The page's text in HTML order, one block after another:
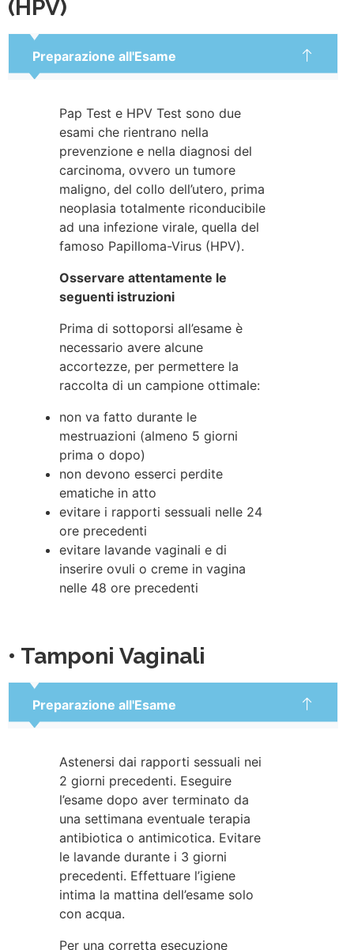
(HPV)
Preparazione all'Esame
Pap Test e HPV Test sono due
esami che rientrano nella
prevenzione e nella diagnosi del
carcinoma, ovvero un tumore
maligno, del collo dell’utero, prima
neoplasia totalmente riconducibile
ad una infezione virale, quella del
famoso Papilloma-Virus (HPV).
Osservare attentamente le
seguenti istruzioni
Prima di sottoporsi all’esame è
necessario avere alcune
accortezze, per permettere la
raccolta di un campione ottimale:
non va fatto durante le
mestruazioni (almeno 5 giorni
prima o dopo)
non devono esserci perdite
ematiche in atto
evitare i rapporti sessuali nelle 24
ore precedenti
evitare lavande vaginali e di
inserire ovuli o creme in vagina
nelle 48 ore precedenti
• Tamponi Vaginali
Preparazione all'Esame
Astenersi dai rapporti sessuali nei
2 giorni precedenti. Eseguire
l’esame dopo aver terminato da
una settimana eventuale terapia
antibiotica o antimicotica. Evitare
le lavande durante i 3 giorni
precedenti. Effettuare l’igiene
intima la mattina dell’esame solo
con acqua.
Per una corretta esecuzione